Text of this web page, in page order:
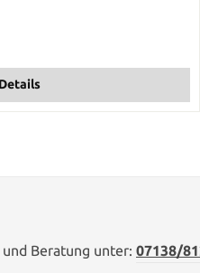
Details
Beratung unter: 07138/